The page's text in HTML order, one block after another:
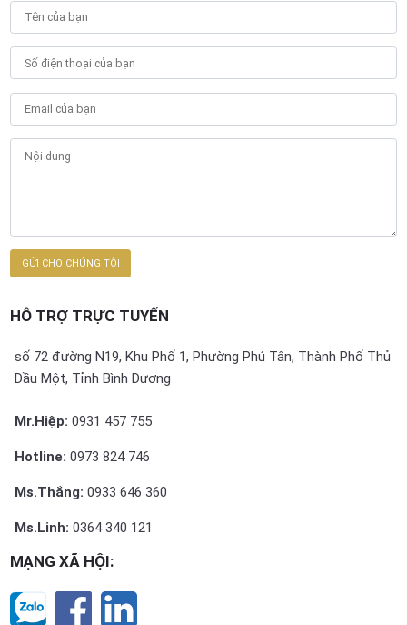
HỖ TRỢ TRỰC TUYẾN
số 72 đường N19, Khu Phố 1, Phường Phú Tân, Thành Phố Thủ
Dầu Một, Tỉnh Bình Dương
Mr.Hiệp: 0931 457 755
Hotline: 0973 824 746
Ms.Thắng: 0933 646 360
Ms.Linh: 0364 340 121
MẠNG XÃ HỘI: